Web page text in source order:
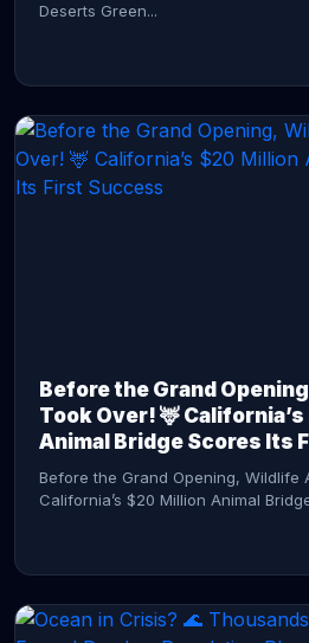
Deserts Green...
Before the Grand
Took Over! 🦌
Animal Bridge Scores Its
Before the Grand Opening, Wildlife
California’s $20 Million Animal